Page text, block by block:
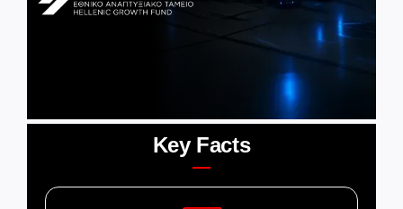
Key Facts